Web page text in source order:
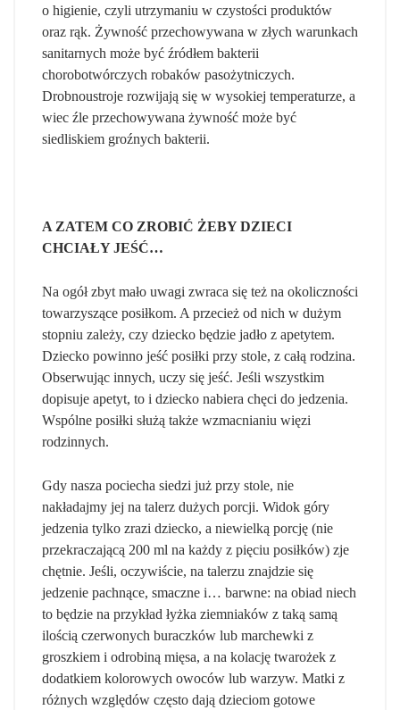
o higienie, czyli utrzymaniu w czystości produktów
oraz rąk. Żywność przechowywana w złych warunkach
sanitarnych może być źródłem bakterii
chorobotwórczych robaków pasożytniczych.
Drobnoustroje rozwijają się w wysokiej temperaturze, a
wiec źle przechowywana żywność może być
siedliskiem groźnych bakterii.
A ZATEM CO ZROBIĆ ŻEBY DZIECI
CHCIAŁY JEŚĆ…
Na ogół zbyt mało uwagi zwraca się też na okoliczności
towarzyszące posiłkom. A przecież od nich w dużym
stopniu zależy, czy dziecko będzie jadło z apetytem.
Dziecko powinno jeść posiłki przy stole, z całą rodzina.
Obserwując innych, uczy się jeść. Jeśli wszystkim
dopisuje apetyt, to i dziecko nabiera chęci do jedzenia.
Wspólne posiłki służą także wzmacnianiu więzi
rodzinnych.
Gdy nasza pociecha siedzi już przy stole, nie
nakładajmy jej na talerz dużych porcji. Widok góry
jedzenia tylko zrazi dziecko, a niewielką porcję (nie
przekraczającą 200 ml na każdy z pięciu posiłków) zje
chętnie. Jeśli, oczywiście, na talerzu znajdzie się
jedzenie pachnące, smaczne i… barwne: na obiad niech
to będzie na przykład łyżka ziemniaków z taką samą
ilością czerwonych buraczków lub marchewki z
groszkiem i odrobiną mięsa, a na kolację twarożek z
dodatkiem kolorowych owoców lub warzyw. Matki z
różnych względów często dają dzieciom gotowe